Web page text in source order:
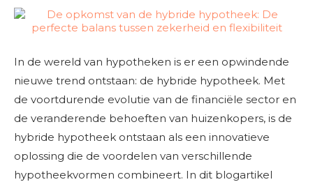
In de wereld van hypotheken is er een opwindende
nieuwe trend ontstaan: de hybride hypotheek. Met
de voortdurende evolutie van de financiële sector en
de veranderende behoeften van huizenkopers, is de
hybride hypotheek ontstaan als een innovatieve
oplossing die de voordelen van verschillende
hypotheekvormen combineert. In dit blogartikel